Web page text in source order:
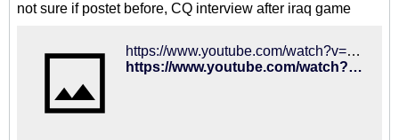
not sure if postet before, CQ interview after iraq game
https://www.youtube.com/watch?v=Xeg_4Fp8xtE
https://www.youtube.com/watch?v=Xeg_4Fp8xtE